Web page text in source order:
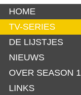
HOME
TV-SERIES
DE LIJSTJES
NIEUWS
OVER SEASON 1
LINKS